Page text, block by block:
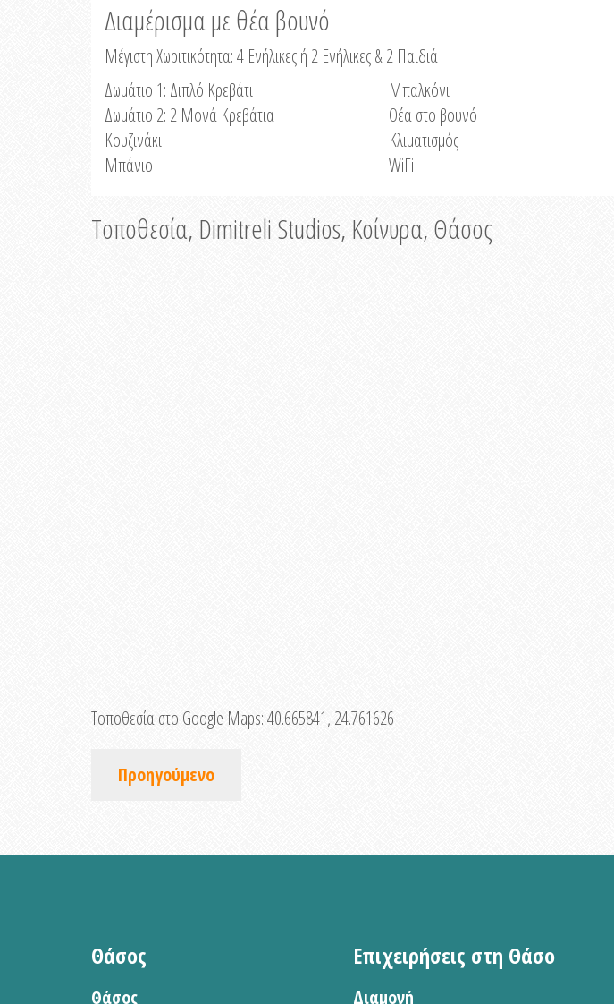
Διαμέρισμα με θέα βουνό
Μέγιστη Χωριτικότητα: 4 Ενήλικες ή 2 Ενήλικες & 2 Παιδιά
Δωμάτιο 1: Διπλό Κρεβάτι
Δωμάτιο 2: 2 Μονά Κρεβάτια
Κουζινάκι
Μπάνιο
Μπαλκόνι
Θέα στο βουνό
Κλιματισμός
WiFi
Τοποθεσία, Dimitreli Studios, Κοίνυρα, Θάσος
Τοποθεσία στο Google Maps:40.665841, 24.761626
Προηγούμενο
Θάσος
Θάσος
Επιχειρήσεις στη Θάσο
Διαμονή